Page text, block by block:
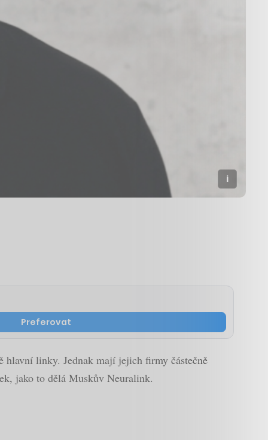
Preferovat
hlavní linky. Jednak mají jejich firmy částečně
jako to dělá Muskův Neuralink.